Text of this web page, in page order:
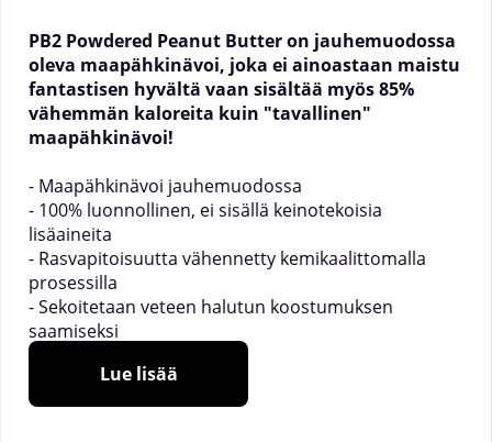
PB2 Powdered Peanut Butter on jauhemuodossa
oleva maapähkinävoi, joka ei ainoastaan maistu
fantastisen hyvältä vaan sisältää myös 85%
vähemmän kaloreita kuin "tavallinen"
maapähkinävoi!
- Maapähkinävoi jauhemuodossa
- 100% luonnollinen, ei sisällä keinotekoisia
lisäaineita
- Rasvapitoisuutta vähennetty kemikaalittomalla
prosessilla
- Sekoitetaan veteen halutun koostumuksen
saamiseksi
- Täydellinen smoothieissa, leivonnaisissa,
puuroissa jne.
Lue lisää